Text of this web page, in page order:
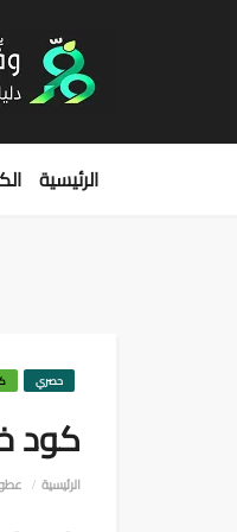
الرئيسية
حصري
كود
الرئيسية